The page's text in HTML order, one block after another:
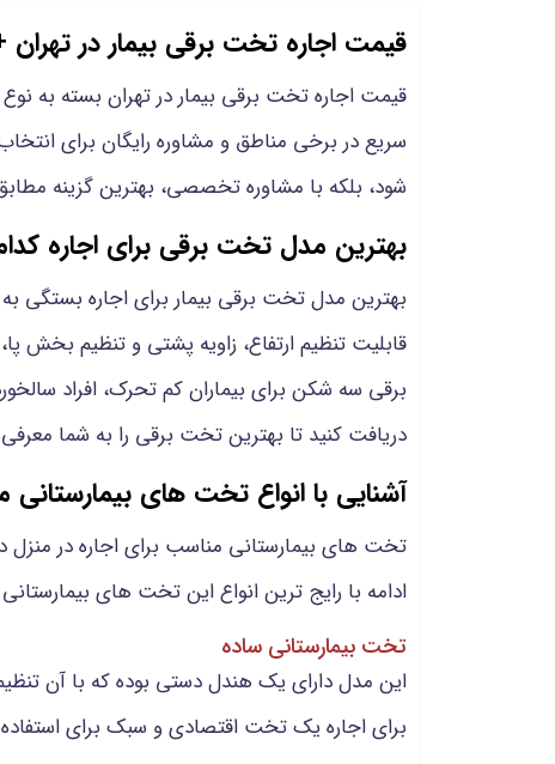
قیمت اجاره تخت برقی بیمار در تهران
قیمت اجاره تخت برقی بیمار در تهران بسته به
سریع در برخی مناطق و مشاوره رایگان برای
شود، بلکه با مشاوره تخصصی، بهترین گزینه
بهترین مدل تخت برقی برای اجاره
بهترین مدل تخت برقی بیمار برای اجاره بستگی
قابلیت تنظیم ارتفاع، زاویه پشتی و تنظیم بخش
برقی سه شکن برای بیماران کم تحرک، افراد
دریافت کنید تا بهترین تخت برقی را به شما معرفی
آشنایی با انواع تخت های بیمارستانی
تخت های بیمارستانی مناسب برای اجاره در
ادامه با رایج ترین انواع این تخت های
تخت بیمارستانی ساده
این مدل دارای یک هندل دستی بوده که با آن
برای اجاره یک تخت اقتصادی و سبک برای